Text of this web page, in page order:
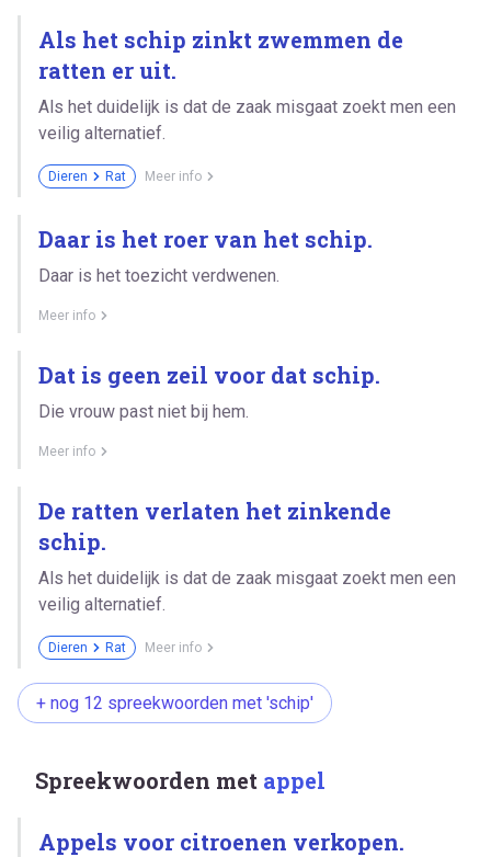
Als het schip zinkt zwemmen de
ratten er uit.
Als het duidelijk is dat de zaak misgaat zoekt men een
veilig alternatief.
Dieren Rat Meer info
Daar is het roer van het schip.
Daar is het toezicht verdwenen.
Meer info
Dat is geen zeil voor dat schip.
Die vrouw past niet bij hem.
Meer info
De ratten verlaten het zinkende
schip.
Als het duidelijk is dat de zaak misgaat zoekt men een
veilig alternatief.
Dieren Rat Meer info
+ nog 12 spreekwoorden met 'schip'
Spreekwoorden met appel
Appels voor citroenen verkopen.